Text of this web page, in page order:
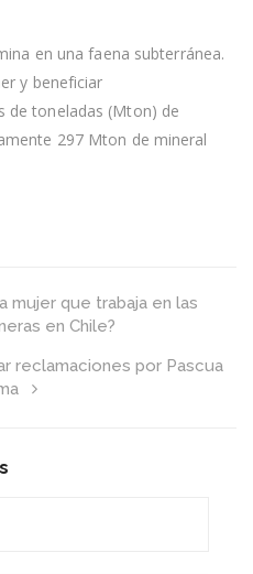
Rajo
Inca
US$
1.000
en una faena subterránea.
y beneficiar
de toneladas (Mton) de
297 Mton de mineral
mujer que trabaja en las
en Chile?
reclamaciones por Pascua